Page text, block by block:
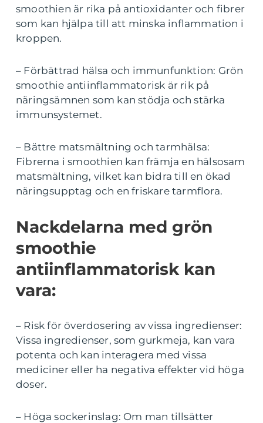
smoothien är rika på antioxidanter och fibrer
som kan hjälpa till att minska inflammation i
kroppen.
– Förbättrad hälsa och immunfunktion: Grön
smoothie antiinflammatorisk är rik på
näringsämnen som kan stödja och stärka
immunsystemet.
– Bättre matsmältning och tarmhälsa:
Fibrerna i smoothien kan främja en hälsosam
matsmältning, vilket kan bidra till en ökad
näringsupptag och en friskare tarmflora.
Nackdelarna med grön
smoothie
antiinflammatorisk kan
vara:
– Risk för överdosering av vissa ingredienser:
Vissa ingredienser, som gurkmeja, kan vara
potenta och kan interagera med vissa
mediciner eller ha negativa effekter vid höga
doser.
– Höga sockerinslag: Om man tillsätter